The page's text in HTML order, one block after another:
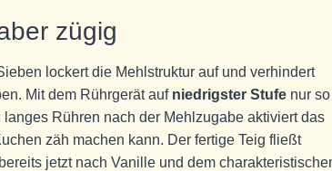
zügig
lockert die Mehlstruktur auf und verhindert
Mit dem Rührgerät auf niedrigster Stufe nur so
Rühren nach der Mehlzugabe aktiviert das
zäh machen kann. Der fertige Teig fließt
jetzt nach Vanille und dem